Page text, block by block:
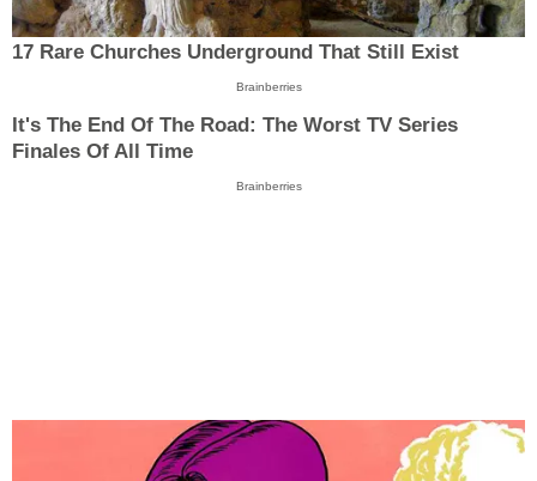
17 Rare Churches Underground That Still Exist
Brainberries
It's The End Of The Road: The Worst TV Series
Finales Of All Time
Brainberries